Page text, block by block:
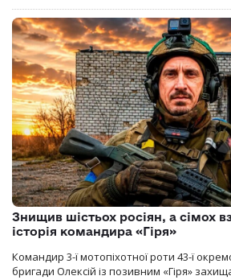
Знищив шістьох росіян, а сімох
історія командира «Гіря»
Командир 3-ї мотопіхотної роти 43-ї
бригади Олексій із позивним «Гіря»